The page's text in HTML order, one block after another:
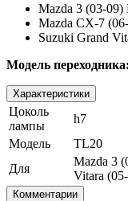
Mazda 3 (03-
Mazda CX-7
Suzuki Grand
Модель
Характеристики
Цоколь
лампы
h7
Модель
TL20
Для
Mazda 3
Vitara
Комментарии